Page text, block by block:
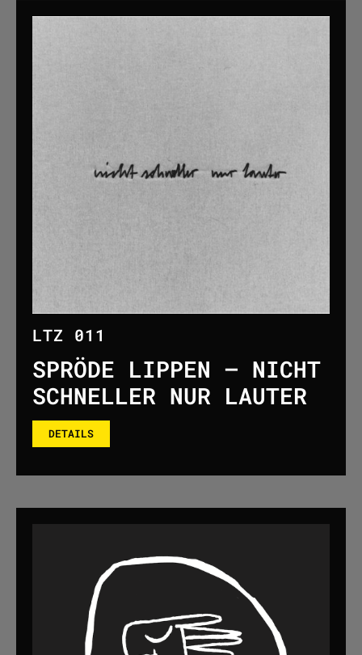
LTZ 011
SPRÖDE LIPPEN – NICHT
SCHNELLER NUR LAUTER
DETAILS